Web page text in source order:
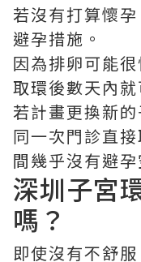
若沒有打算懷
避孕措施。
因為排卵可能
取環後數天內
若計畫更換新
同一次門診直
間幾乎沒有避孕
深圳子宮
嗎？
即使沒有不舒